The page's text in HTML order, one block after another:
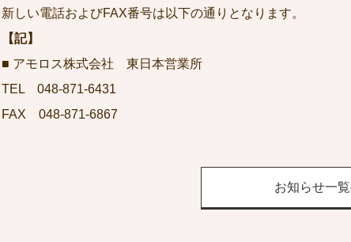
新しい電話およびFAX番号は以下の通りとなります。
【記】
■ アモロス株式会社 東日本営業所
TEL 048-871-6431
FAX 048-871-6867
お知らせ一